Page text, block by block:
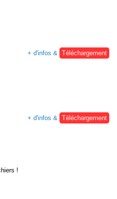
+ d'infos &
Téléchargement
+ d'infos & Téléchargement
!